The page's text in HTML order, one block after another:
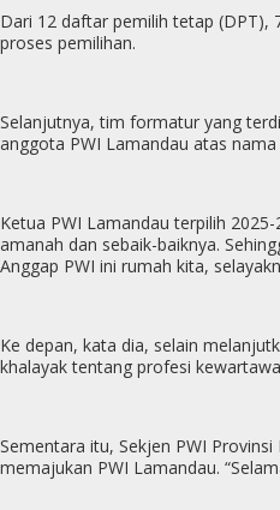
Dari 12 daftar pemilih tetap (DPT),
proses pemilihan.
Selanjutnya, tim formatur yang
anggota PWI Lamandau atas
Ketua PWI Lamandau terpilih
amanah dan sebaik-baiknya.
Anggap PWI ini rumah kita,
Ke depan, kata dia, selain
khalayak tentang profesi
Sementara itu, Sekjen PWI
memajukan PWI Lamandau.